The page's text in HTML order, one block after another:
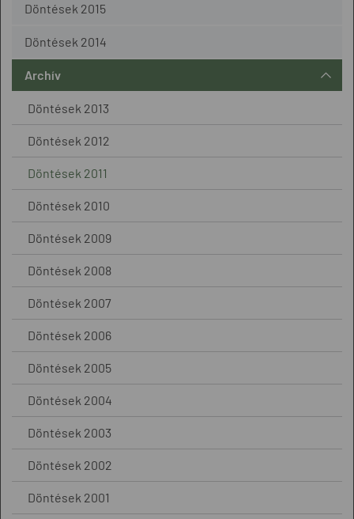
Döntések 2015
Döntések 2014
Archív
Döntések 2013
Döntések 2012
Döntések 2011
Döntések 2010
Döntések 2009
Döntések 2008
Döntések 2007
Döntések 2006
Döntések 2005
Döntések 2004
Döntések 2003
Döntések 2002
Döntések 2001